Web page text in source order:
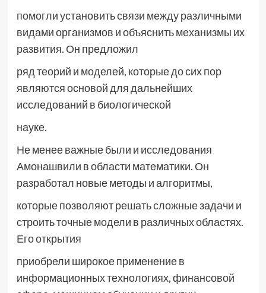
помогли установить связи между различными
видами организмов и объяснить механизмы их
развития. Он предложил
ряд теорий и моделей, которые до сих пор
являются основой для дальнейших
исследований в биологической
науке.
Не менее важные были и исследования
Амонашвили в области математики. Он
разработал новые методы и алгоритмы,
которые позволяют решать сложные задачи и
строить точные модели в различных областях.
Его открытия
приобрели широкое применение в
информационных технологиях, финансовой